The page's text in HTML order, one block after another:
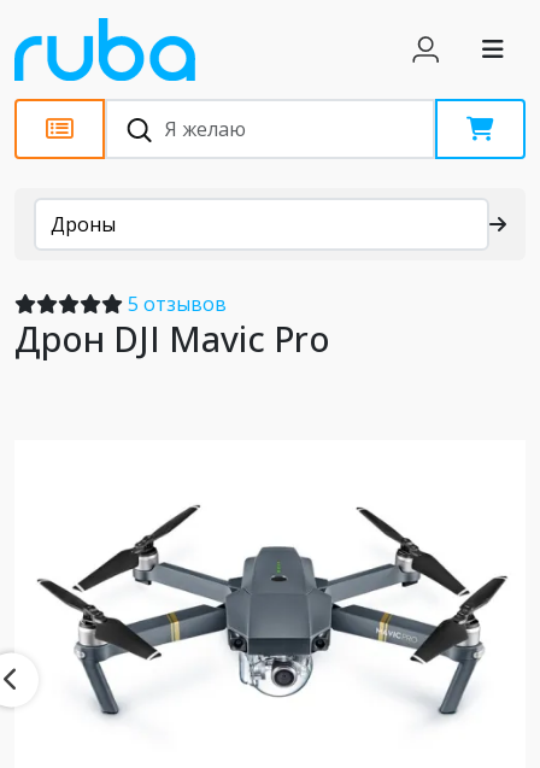
Каталог
Дроны
5 отзывов
Дрон DJI Mavic Pro